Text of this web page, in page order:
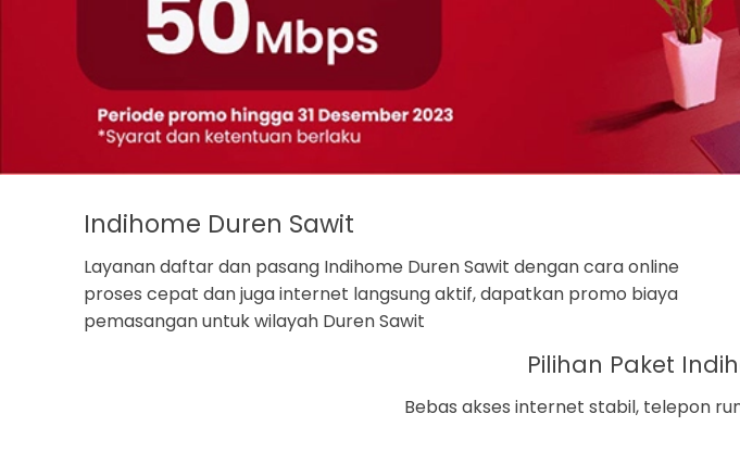
Indihome Duren Sawit
Layanan daftar dan pasang Indihome Duren Sawit dengan cara online
proses cepat dan juga internet langsung aktif, dapatkan promo biaya
pemasangan untuk wilayah Duren Sawit
Pilihan Paket
Bebas akses internet stabil, telepon